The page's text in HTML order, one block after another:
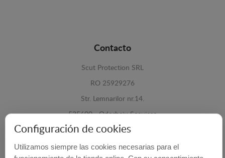
Contacto
Scut Protection SRL
RO 25929276
Str. Lemnarilor nr.14.
535600 - Odorheiu Secuiesc
Harghita, Romania
E-mail: info@cubrecarter.com
Configuración de cookies
Utilizamos siempre las cookies necesarias para el